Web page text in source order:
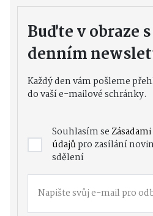
Buďte v obraze
denním
Každý den vám pošleme
do vaší e-mailové schránky.
Souhlasím se
údajůpro zasílání
sdělení